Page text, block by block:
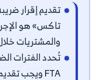
تقديم إقرار
تاكس» هو
والمشتريات
تُحدد الفترات